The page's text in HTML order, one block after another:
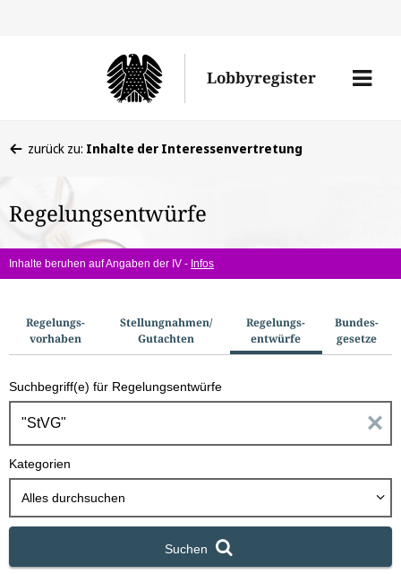
den
Lobbyregister
Menü
befinden
hier:
zurück zu: Inhalte der Interessenvertretung
Regelungsentwürfe
Inhalte beruhen auf Angaben der IV - Infos
u
c
h
o
Regelungs­
vorhaben
Stellungnahmen/​
Gutachten
Regelungs­
entwürfe
Bundes­
gesetze
Suchbegriff(e) für Regelungsentwürfe
n
g
a
Kategorien
Alles durchsuchen
Suchen